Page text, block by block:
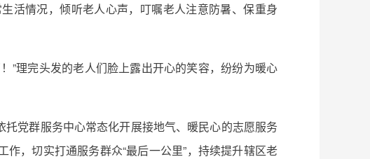
活情况，倾听老人心声，叮嘱老人注意防暑、保重身
”理完头发的老人们脸上露出开心的笑容，纷纷为暖心
党群服务中心常态化开展接地气、暖民心的志愿服务
，切实打通服务群众“最后一公里”，持续提升辖区老